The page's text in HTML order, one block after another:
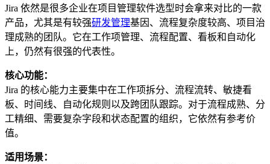
Jira 依然是很多企业在项目管理软件选型时会拿来对比的一款
产品，尤其是有较强研发管理基因、流程复杂度较高、项目治
理成熟的团队。它在工作项管理、流程配置、看板和自动化
上，仍然有很强的代表性。
核心功能：
Jira 的核心能力主要集中在工作项拆分、流程流转、敏捷看
板、时间线、自动化规则以及跨团队跟踪。对于流程成熟、分
工精细、需要复杂字段和状态配置的组织，它依然有参考价
值。
适用场景：